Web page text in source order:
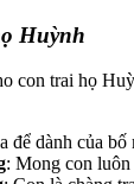
Huỳnh
con trai họ
để dành của bố
: Mong con